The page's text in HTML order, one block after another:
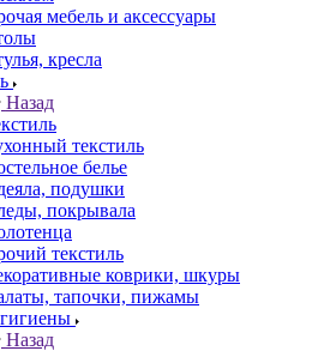
мебель и аксессуары
кресла
Назад
текстиль
белье
подушки
покрывала
текстиль
коврики, шкуры
тапочки, пижамы
Назад